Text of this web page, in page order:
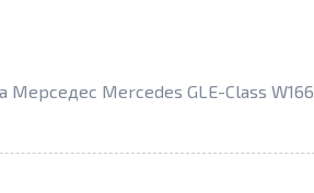
Мерседес Mercedes GLE-Class W166